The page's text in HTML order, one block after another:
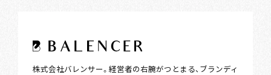
株式会社バレンサー。経営者の右腕がつとまる、ブランディ